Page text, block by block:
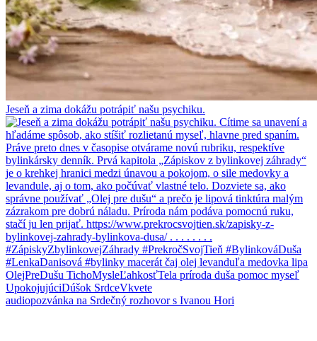
Jeseň a zima dokážu potrápiť našu psychiku.
audiopozvánka na Srdečný rozhovor s Ivanou Hori